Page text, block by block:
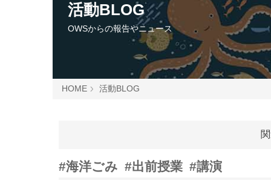
活動BLOG
OWSからの報告やニュース
HOME 活動BLOG
#海洋ごみ #出前授業 #講演